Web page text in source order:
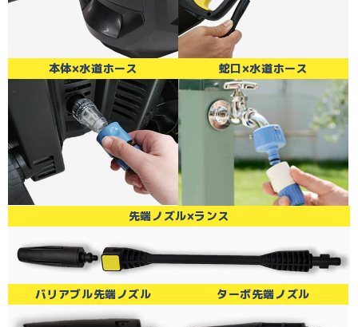
本体×水道ホース 蛇口×水道ホース
先端ノズル×ランス
バリアブル先端ノズル ターボ先端ノズル